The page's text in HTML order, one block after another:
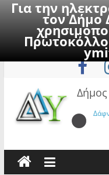
Για την
τον Δήμο
to
Δήμος